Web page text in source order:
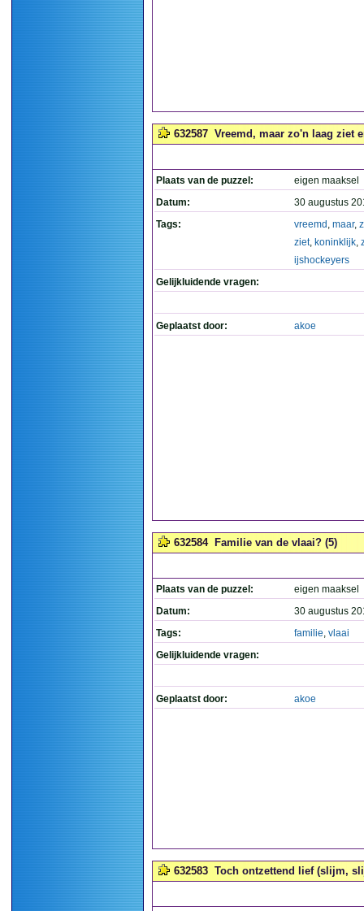
632587 Vreemd, maar zo'n laag ziet
Plaats van de puzzel:
eigen maaksel
Datum:
30 augustus
Tags:
vreemd , maar,
ziet, koninklijk,
ijshockeyers
Gelijkluidende vragen:
Geplaatst door: akoe
632584 Familie van de vlaai? (5)
Plaats van de puzzel:
eigen maaksel
Datum:
30 augustus
Tags:
familie, vlaai
Gelijkluidende vragen:
Geplaatst door: akoe
632583 Toch ontzettend lief (slijm,